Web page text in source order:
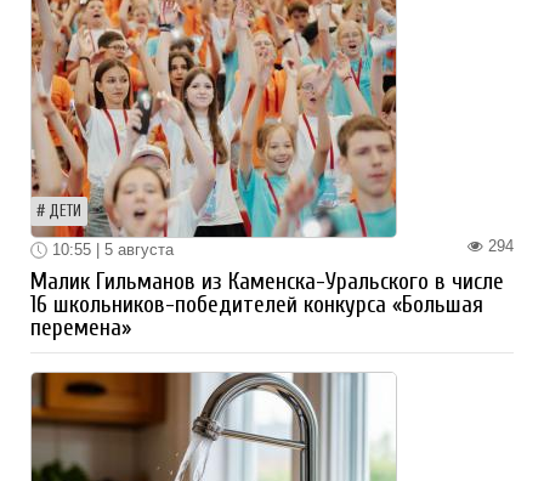
ДЕТИ
294
10:55 | 5 августа
Малик Гильманов из Каменска-Уральского в числе
16 школьников-победителей конкурса «Большая
перемена»